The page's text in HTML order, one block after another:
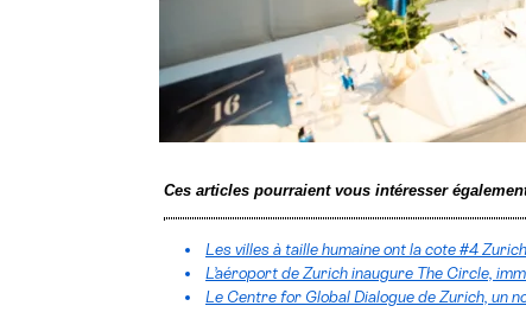
Ces articles pourraient vous intéresser
Les villes à taille humaine ont la cote #4
L’aéroport de Zurich inaugure The Circle,
Le Centre for Global Dialogue de Zurich, un